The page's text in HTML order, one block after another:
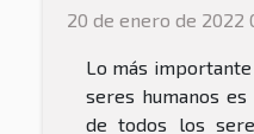
20 de enero de 2022
Lo más
seres humanos
de todos los